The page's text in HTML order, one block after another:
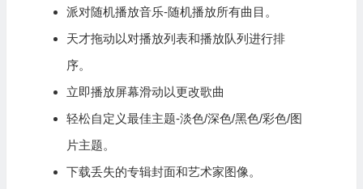
派对随机播放音乐-随机播放所有曲目。
天才拖动以对播放列表和播放队列进行排
序。
立即播放屏幕滑动以更改歌曲
轻松自定义最佳主题-淡色/深色/黑色/彩色/图
片主题。
下载丢失的专辑封面和艺术家图像。